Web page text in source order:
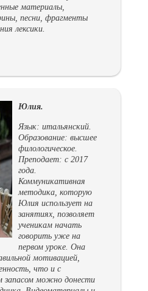
материалы,
песни, фрагменты
лексики.
Юлия.
Язык: итальянский.
Образование: высшее
филологическое.
Преподает: с 2017
года.
Коммуникативная
методика, которую
Юлия использует на
занятиях, позволяет
ученикам начать
говорить уже на
первом уроке. Она
мотивацией,
что и с
запасом можно донести